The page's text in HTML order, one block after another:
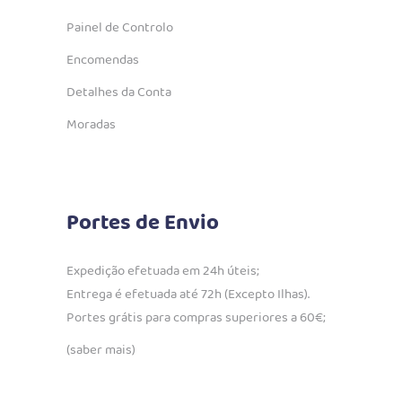
Painel de Controlo
Encomendas
Detalhes da Conta
Moradas
Portes de Envio
Expedição efetuada em 24h úteis;
Entrega é efetuada até 72h (Excepto Ilhas).
Portes grátis para compras superiores a 60€;
(saber mais)